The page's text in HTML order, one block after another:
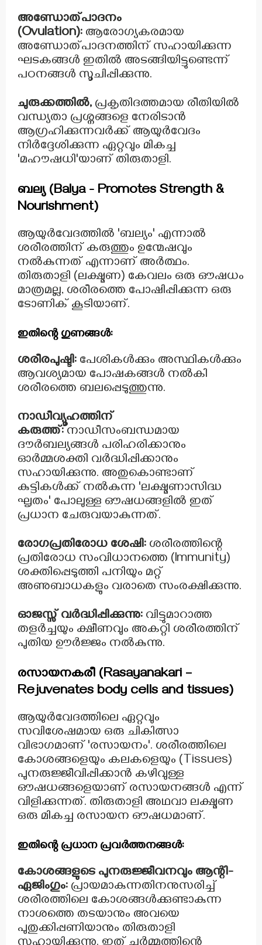
അണ്ഡോത്പാദനം
(Ovulation): ആരോഗ്യകരമായ
അണ്ഡോത്പാദനത്തിന് സഹായിക്കുന്ന
ഘടകങ്ങൾ ഇതിൽ അടങ്ങിയിട്ടുണ്ടെന്ന്
പഠനങ്ങൾ സൂചിപ്പിക്കുന്നു.
ചുരുക്കത്തിൽ, പ്രകൃതിദത്തമായ രീതിയിൽ
വന്ധ്യതാ പ്രശ്നങ്ങളെ നേരിടാൻ
ആഗ്രഹിക്കുന്നവർക്ക് ആയുർവേദം
നിർദ്ദേശിക്കുന്ന ഏറ്റവും മികച്ച
'മഹൗഷധി'യാണ് തിരുതാളി.
ബല്യ (Balya - Promotes Strength &
Nourishment)
ആയുർവേദത്തിൽ 'ബല്യം' എന്നാൽ
ശരീരത്തിന് കരുത്തും ഉന്മേഷവും
നൽകുന്നത് എന്നാണ് അർത്ഥം.
തിരുതാളി (ലക്ഷ്മണ) കേവലം ഒരു ഔഷധം
മാത്രമല്ല, ശരീരത്തെ പോഷിപ്പിക്കുന്ന ഒരു
ടോണിക് കൂടിയാണ്.
ഇതിന്റെ ഗുണങ്ങൾ:
ശരീരപുഷ്ടി: പേശികൾക്കും അസ്ഥികൾക്കും
ആവശ്യമായ പോഷകങ്ങൾ നൽകി
ശരീരത്തെ ബലപ്പെടുത്തുന്നു.
നാഡീവ്യൂഹത്തിന്
കരുത്ത്: നാഡീസംബന്ധമായ
ദൗർബല്യങ്ങൾ പരിഹരിക്കാനും
ഓർമ്മശക്തി വർദ്ധിപ്പിക്കാനും
സഹായിക്കുന്നു. അതുകൊണ്ടാണ്
കുട്ടികൾക്ക് നൽകുന്ന 'ലക്ഷ്മണാസിദ്ധ
ഘൃതം' പോലുള്ള ഔഷധങ്ങളിൽ ഇത്
പ്രധാന ചേരുവയാകുന്നത്.
രോഗപ്രതിരോധ ശേഷി: ശരീരത്തിന്റെ
പ്രതിരോധ സംവിധാനത്തെ (Immunity)
ശക്തിപ്പെടുത്തി പനിയും മറ്റ്
അണുബാധകളും വരാതെ സംരക്ഷിക്കുന്നു.
ഓജസ്സ് വർദ്ധിപ്പിക്കുന്നു: വിട്ടുമാറാത്ത
തളർച്ചയും ക്ഷീണവും അകറ്റി ശരീരത്തിന്
പുതിയ ഊർജ്ജം നൽകുന്നു.
രസായനകരീ (Rasayanakari –
Rejuvenates body cells and tissues)
ആയുർവേദത്തിലെ ഏറ്റവും
സവിശേഷമായ ഒരു ചികിത്സാ
വിഭാഗമാണ് 'രസായനം'. ശരീരത്തിലെ
കോശങ്ങളെയും കലകളെയും (Tissues)
പുനരുജ്ജീവിപ്പിക്കാൻ കഴിവുള്ള
ഔഷധങ്ങളെയാണ് രസായനങ്ങൾ എന്ന്
വിളിക്കുന്നത്. തിരുതാളി അഥവാ ലക്ഷ്മണ
ഒരു മികച്ച രസായന ഔഷധമാണ്.
ഇതിന്റെ പ്രധാന പ്രവർത്തനങ്ങൾ:
കോശങ്ങളുടെ പുനരുജ്ജീവനവും ആന്റി-
ഏജിംഗും: പ്രായമാകുന്നതിനനുസരിച്ച്
ശരീരത്തിലെ കോശങ്ങൾക്കുണ്ടാകുന്ന
നാശത്തെ തടയാനും അവയെ
പുതുക്കിപ്പണിയാനും തിരുതാളി